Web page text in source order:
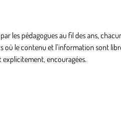
les pédagogues au fil des ans,
le contenu et l’information sont
encouragées.